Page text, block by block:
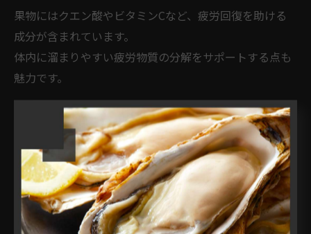
果物にはクエン酸やビタミンCなど、疲労回復を助ける
成分が含まれています。
体内に溜まりやすい疲労物質の分解をサポートする点も
魅力です。
牡蠣には、グリコーゲンや亜鉛・鉄分・ビタミン群な
ど、疲労回復に役立つ栄養素が豊富に含まれています。
特に疲れを感じる日は、牡蠣を中心とした食事を意識す
ると良いでしょう。